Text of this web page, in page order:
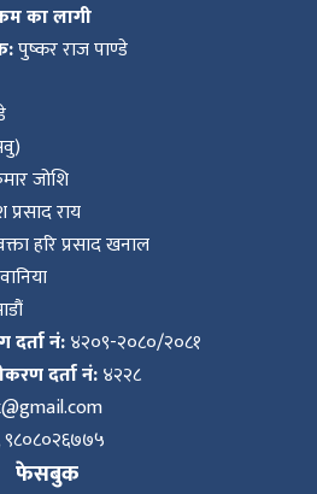
का लागी
पुष्कर राज पाण्डे
जोशि
राय
हरि प्रसाद खनाल
दर्ता नं:४२०९-२०८०/२०८१
दर्ता नं:४२२८
फेसबुक